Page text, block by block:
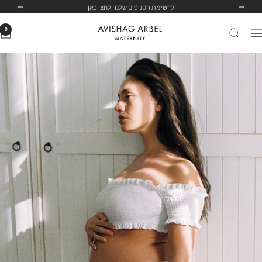
הקודם לרשימת הסניפים שלנו לחצי כאן הבא
ניווט
Avishag
Maternity
0